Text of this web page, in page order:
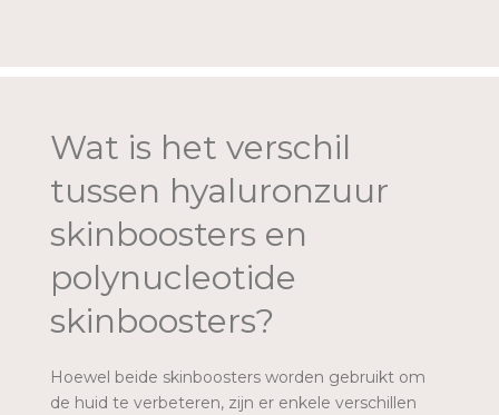
Wat is het verschil
tussen hyaluronzuur
skinboosters en
polynucleotide
skinboosters?
Hoewel beide skinboosters worden gebruikt om
de huid te verbeteren, zijn er enkele verschillen